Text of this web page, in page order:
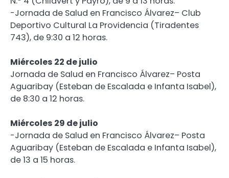
-Jornada de Salud en Francisco Álvarez– Club
Deportivo Cultural La Providencia (Tiradentes
743), de 9:30 a 12 horas.
Miércoles 22 de julio
Jornada de Salud en Francisco Álvarez– Posta
Aguaribay (Esteban de Escalada e Infanta Isabel),
de 8:30 a 12 horas.
Miércoles 29 de julio
-Jornada de Salud en Francisco Álvarez– Posta
Aguaribay (Esteban de Escalada e Infanta Isabel),
de 13 a 15 horas.